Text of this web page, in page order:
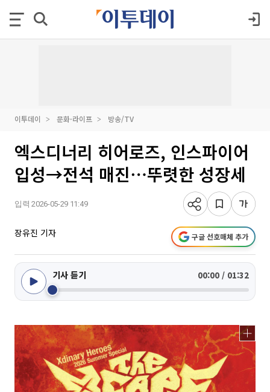
이투데이 문화·라이프 방송/TV
엑스디너리 히어로즈, 인스파이어
입성→전석 매진⋯뚜렷한 성장세
입력 2026-05-29 11:49
장유진 기자 구글 선호매체 추가
기사 듣기 00:00 / 01:32